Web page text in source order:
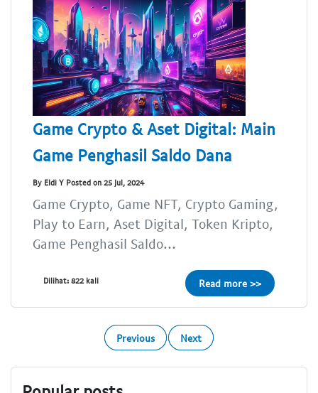
Game Crypto & Aset Digital: Main
Game Penghasil Saldo Dana
By Eldi Y Posted on 25 Jul, 2024
Game Crypto, Game NFT, Crypto Gaming,
Play to Earn, Aset Digital, Token Kripto,
Game Penghasil Saldo...
Dilihat: 822 kali Read more >>
Previous Next